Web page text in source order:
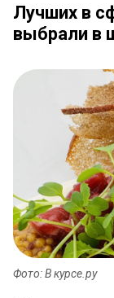
Лучших в
выбрали в
Фото: В курсе.ру